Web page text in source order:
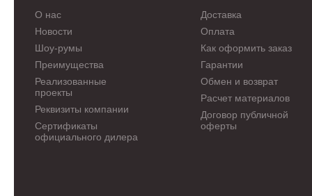
О нас
Новости
Шоу-румы
Преимущества
Реализованные
проекты
Реквизиты компании
Сертификаты
официального дилера
Доставка
Оплата
Как оформить заказ
Гарантии
Обмен и возврат
Расчет материалов
Договор публичной
оферты